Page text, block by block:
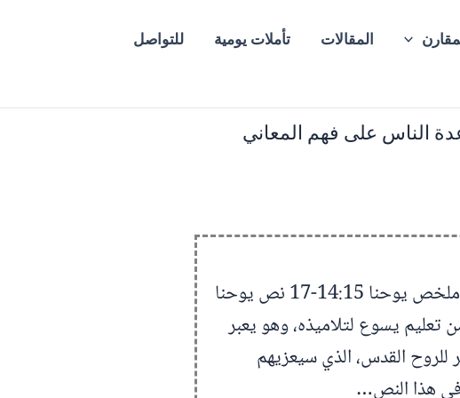
المقالات تأملات يومية
للتواصل
الناس على فهم المعاني
يوحنا 14:15-17 مع التفسير ملخص يوحنا 14:15-17 نص يوحنا
من تعليم يسوع لتلاميذه، وهو يعبر
القدس، الذي سيعزيهم
هذا النص…